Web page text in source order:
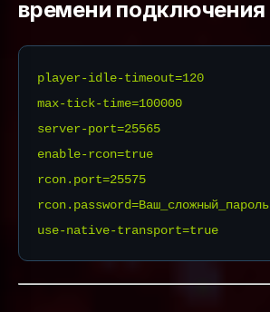
времени подключения
player-idle-timeout=120
max-tick-time=100000
server-port=25565
enable-rcon=true
rcon.port=25575
rcon.password=Ваш_сложный_пароль